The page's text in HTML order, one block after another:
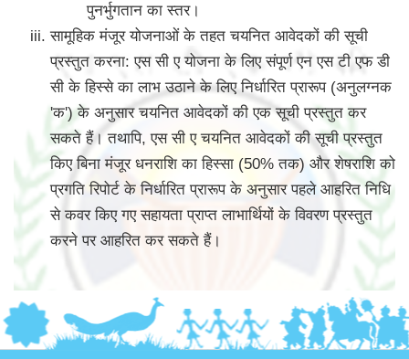
पुनर्भुगतान का स्तर।
सामूहिक मंजूर योजनाओं के तहत चयनित आवेदकों की सूची
प्रस्तुत करना: एस सी ए योजना के लिए संपूर्ण एन एस टी एफ डी
सी के हिस्से का लाभ उठाने के लिए निर्धारित प्रारूप (अनुलग्नक
'क') के अनुसार चयनित आवेदकों की एक सूची प्रस्तुत कर
सकते हैं। तथापि, एस सी ए चयनित आवेदकों की सूची प्रस्तुत
किए बिना मंजूर धनराशि का हिस्सा (50% तक) और शेषराशि को
प्रगति रिपोर्ट के निर्धारित प्रारूप के अनुसार पहले आहरित निधि
से कवर किए गए सहायता प्राप्त लाभार्थियों के विवरण प्रस्तुत
करने पर आहरित कर सकते हैं।